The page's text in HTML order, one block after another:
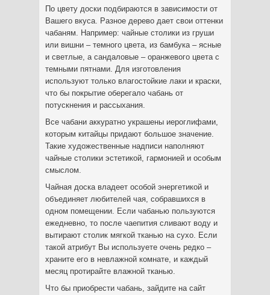
По цвету доски подбираются в зависимости от
Вашего вкуса. Разное дерево дает свои оттенки
чабаням. Например: чайные столики из груши
или вишни – темного цвета, из бамбука – ясные
и светлые, а сандаловые – оранжевого цвета с
темными пятнами. Для изготовления
используют только влагостойкие лаки и краски,
что бы покрытие оберегало чабань от
потускнения и рассыхания.
Все чабани аккуратно украшены иероглифами,
которым китайцы придают большое значение.
Такие художественные надписи наполняют
чайные столики эстетикой, гармонией и особым
смыслом.
Чайная доска владеет особой энергетикой и
объединяет любителей чая, собравшихся в
одном помещении. Если чабанью пользуются
ежедневно, то после чаепития сливают воду и
вытирают столик мягкой тканью на сухо. Если
такой атрибут Вы используете очень редко –
храните его в невлажной комнате, и каждый
месяц протирайте влажной тканью.
Что бы приобрести чабань, зайдите на сайт